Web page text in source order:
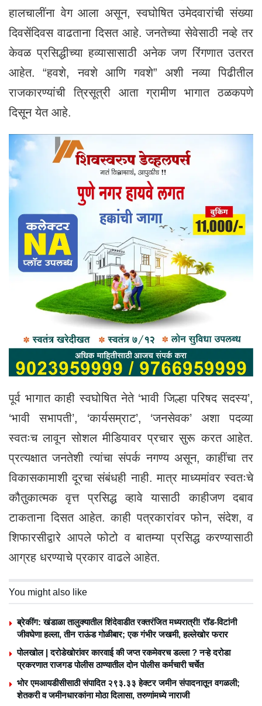
हालचालींना वेग आला असून, स्वघोषित उमेदवारांची संख्या
दिवसेंदिवस वाढताना दिसत आहे. जनतेच्या सेवेसाठी नव्हे तर
केवळ प्रसिद्धीच्या हव्यासासाठी अनेक जण रिंगणात उतरत
आहेत. “हवशे, नवशे आणि गवशे” अशी नव्या पिढीतील
राजकारण्यांची त्रिसूत्री आता ग्रामीण भागात ठळकपणे
दिसून येत आहे.
पूर्व भागात काही स्वघोषित नेते ‘भावी जिल्हा परिषद सदस्य’,
‘भावी सभापती’, ‘कार्यसम्राट’, ‘जनसेवक’ अशा पदव्या
स्वतःच लावून सोशल मीडियावर प्रचार सुरू करत आहेत.
प्रत्यक्षात जनतेशी त्यांचा संपर्क नगण्य असून, काहींचा तर
विकासकामाशी दूरचा संबंधही नाही. मात्र माध्यमांवर स्वतःचे
कौतुकात्मक वृत्त प्रसिद्ध व्हावे यासाठी काहीजण दबाव
टाकताना दिसत आहेत. काही पत्रकारांवर फोन, संदेश, व
शिफारसीद्वारे आपले फोटो व बातम्या प्रसिद्ध करण्यासाठी
आग्रह धरण्याचे प्रकार वाढले आहेत.
You might also like
ब्रेकींग: खंडाळा तालुक्यातील शिंदेवाडीत रक्तरंजित मध्यरात्री! रॉड-विटांनी
जीवघेणा हल्ला, तीन राऊंड गोळीबार; एक गंभीर जखमी, हल्लेखोर फरार
पोलखोल | दरोडेखोरांवर कारवाई की जप्त रकमेवरच डल्ला ? नऱ्हे दरोडा
प्रकरणात राजगड पोलीस ठाण्यातील दोन पोलीस कर्मचारी चर्चेत
भोर एमआयडीसीसाठी संपादित २९३.३३ हेक्टर जमीन संपादनातून वगळली;
शेतकरी व जमीनधारकांना मोठा दिलासा, तरुणांमध्ये नाराजी